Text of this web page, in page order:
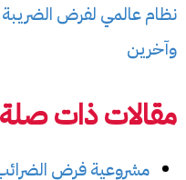
نظام عالمي لفرض
وآخرين
مقالات ذات
مشروعية فرض الضرائب